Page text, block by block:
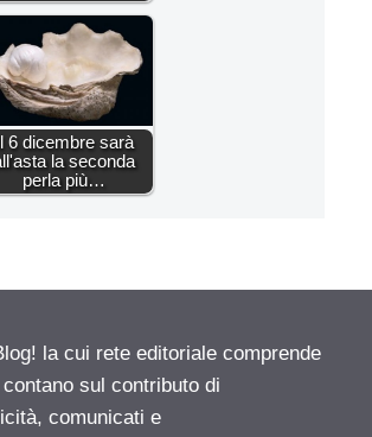
Il 6 dicembre sarà
la seconda
perla più…
la cui rete editoriale comprende
sul contributo di
comunicati e